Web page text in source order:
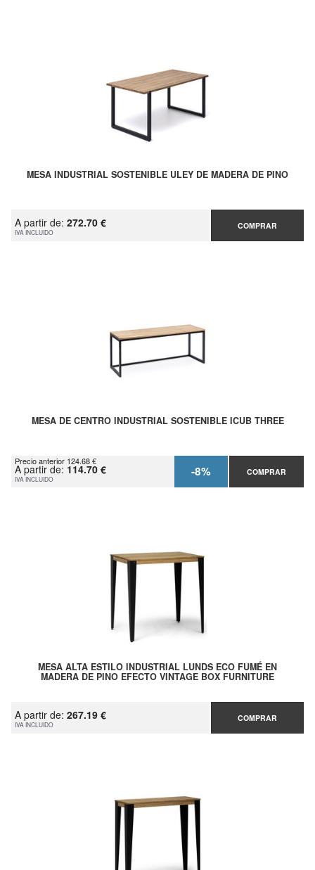
MESA INDUSTRIAL SOSTENIBLE ULEY DE MADERA DE PINO
A partir de: 272.70 €
IVA INCLUIDO
COMPRAR
MESA DE CENTRO INDUSTRIAL SOSTENIBLE ICUB THREE
Precio anterior 124.68 €
A partir de: 114.70 €
IVA INCLUIDO -8% COMPRAR
MESA ALTA ESTILO INDUSTRIAL LUNDS ECO FUMÉ EN
MADERA DE PINO EFECTO VINTAGE BOX FURNITURE
A partir de: 267.19 €
IVA INCLUIDO
COMPRAR